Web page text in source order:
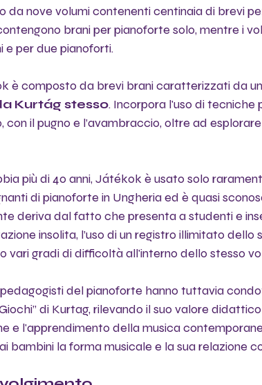
nove volumi contenenti centinaia di brevi
contengono brani per pianoforte solo, mentre i
e per due pianoforti.
è composto da brevi brani caratterizzati da
Kurtág stesso. Incorpora l'uso di tecniche
con il pugno e l’avambraccio, oltre ad
più di 40 anni, Játékok è usato solo
di pianoforte in Ungheria ed è quasi
deriva dal fatto che presenta a studenti e
insolita, l’uso di un registro illimitato
vari gradi di difficoltà all'interno dello stesso
pedagogisti del pianoforte hanno tuttavia
di Kurtag, rilevando il suo valore
e l'apprendimento della musica
bambini la forma musicale e la sua relazione